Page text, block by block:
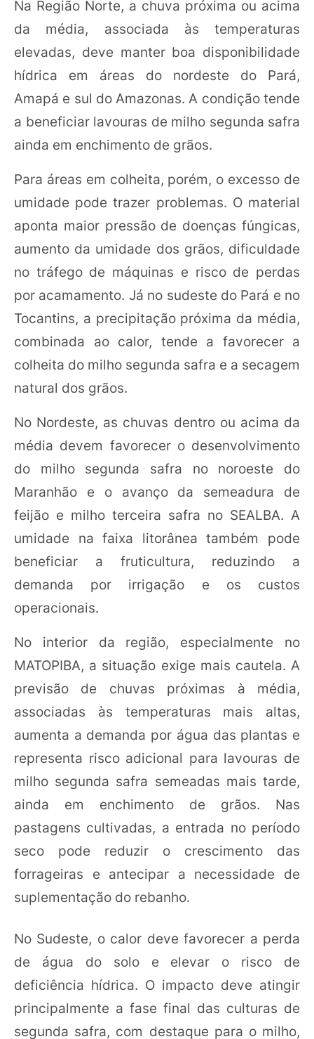
Na Região Norte, a chuva próxima ou acima
da média, associada às temperaturas
elevadas, deve manter boa disponibilidade
hídrica em áreas do nordeste do Pará,
Amapá e sul do Amazonas. A condição tende
a beneficiar lavouras de milho segunda safra
ainda em enchimento de grãos.
Para áreas em colheita, porém, o excesso de
umidade pode trazer problemas. O material
aponta maior pressão de doenças fúngicas,
aumento da umidade dos grãos, dificuldade
no tráfego de máquinas e risco de perdas
por acamamento. Já no sudeste do Pará e no
Tocantins, a precipitação próxima da média,
combinada ao calor, tende a favorecer a
colheita do milho segunda safra e a secagem
natural dos grãos.
No Nordeste, as chuvas dentro ou acima da
média devem favorecer o desenvolvimento
do milho segunda safra no noroeste do
Maranhão e o avanço da semeadura de
feijão e milho terceira safra no SEALBA. A
umidade na faixa litorânea também pode
beneficiar a fruticultura, reduzindo a
demanda por irrigação e os custos
operacionais.
No interior da região, especialmente no
MATOPIBA, a situação exige mais cautela. A
previsão de chuvas próximas à média,
associadas às temperaturas mais altas,
aumenta a demanda por água das plantas e
representa risco adicional para lavouras de
milho segunda safra semeadas mais tarde,
ainda em enchimento de grãos. Nas
pastagens cultivadas, a entrada no período
seco pode reduzir o crescimento das
forrageiras e antecipar a necessidade de
suplementação do rebanho.
No Sudeste, o calor deve favorecer a perda
de água do solo e elevar o risco de
deficiência hídrica. O impacto deve atingir
principalmente a fase final das culturas de
segunda safra, com destaque para o milho,